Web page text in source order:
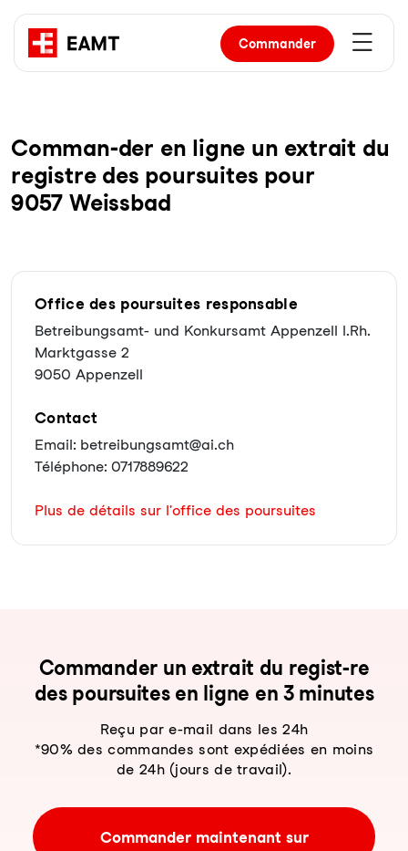
Commander
Com­man-der en li­gne un ex­trait du
re­gist­re des pour­sui­tes pour
9057 Weissbad
Office des poursuites responsable
Betreibungsamt- und Konkursamt Appenzell I.Rh.
Marktgasse 2
9050 Appenzell
Contact
Email: betreibungsamt@ai.ch
Téléphone: 0717889622
Plus de détails sur l'office des poursuites
Com­man­der un ex­trait du re­gist-re
des pour­sui­tes en li­gne en 3 mi­nu­tes
Reçu par e-mail dans les 24h
*90% des commandes sont expédiées en moins
de 24h (jours de travail).
Commander maintenant sur